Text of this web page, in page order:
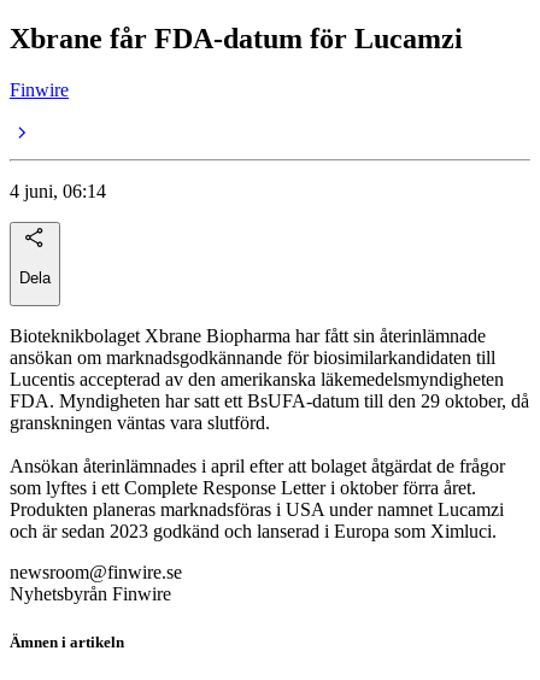
Xbrane får FDA-datum för Lucamzi
Finwire
4 juni, 06:14
Dela
Bioteknikbolaget Xbrane Biopharma har fått sin återinlämnade
ansökan om marknadsgodkännande för biosimilarkandidaten till
Lucentis accepterad av den amerikanska läkemedelsmyndigheten
FDA. Myndigheten har satt ett BsUFA-datum till den 29 oktober, då
granskningen väntas vara slutförd.
Ansökan återinlämnades i april efter att bolaget åtgärdat de frågor
som lyftes i ett Complete Response Letter i oktober förra året.
Produkten planeras marknadsföras i USA under namnet Lucamzi
och är sedan 2023 godkänd och lanserad i Europa som Ximluci.
newsroom@finwire.se
Nyhetsbyrån Finwire
Ämnen i artikeln